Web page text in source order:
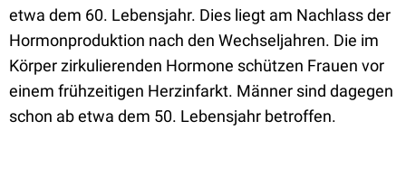
etwa dem 60. Lebensjahr. Dies liegt am Nachlass der
Hormonproduktion nach den Wechseljahren. Die im
Körper zirkulierenden Hormone schützen Frauen vor
einem frühzeitigen Herzinfarkt. Männer sind dagegen
schon ab etwa dem 50. Lebensjahr betroffen.